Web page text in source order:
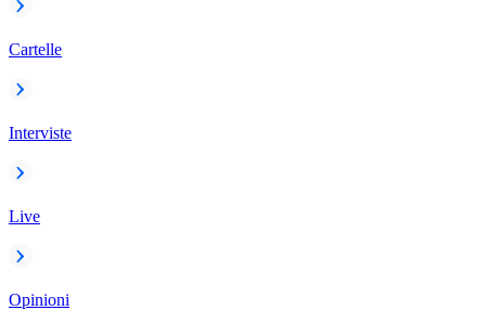
Cartelle
Interviste
Live
Opinioni